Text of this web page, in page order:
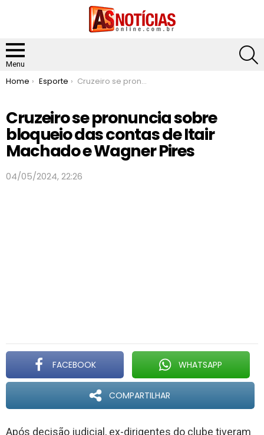
Menu
You are here:
Home Esporte Cruzeiro se pronuncia sobre bloqueio das contas de Itair Machado e Wagner Pires
Cruzeiro se pronuncia sobre
bloqueio das contas de Itair
Machado e Wagner Pires
04/05/2024, 22:26
FACEBOOK WHATSAPP
COMPARTILHAR
Após decisão judicial, ex-dirigentes do clube tiveram